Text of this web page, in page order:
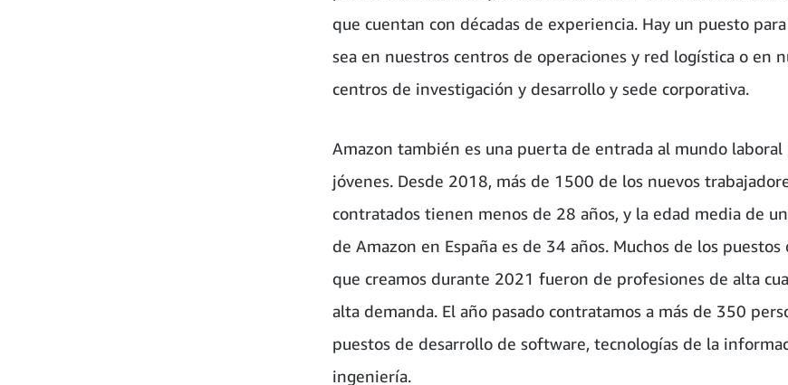
que cuentan con décadas de experiencia. Hay un puesto
sea en nuestros centros de operaciones y red logística o en
centros de investigación y desarrollo y sede corporativa.
Amazon también es una puerta de entrada al mundo laboral
jóvenes. Desde 2018, más de 1500 de los nuevos
contratados tienen menos de 28 años, y la edad media de
de Amazon en España es de 34 años. Muchos de los
que creamos durante 2021 fueron de profesiones de alta
alta demanda. El año pasado contratamos a más de 350
puestos de desarrollo de software, tecnologías de la
ingeniería.